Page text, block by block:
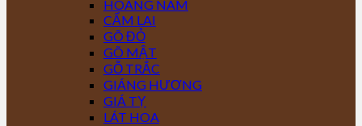
HOÀNG NAM
CẨM LAI
GÕ ĐỎ
GÕ MẬT
GỖ TRẮC
GIÁNG HƯƠNG
GIÁ TỴ
LÁT HOA